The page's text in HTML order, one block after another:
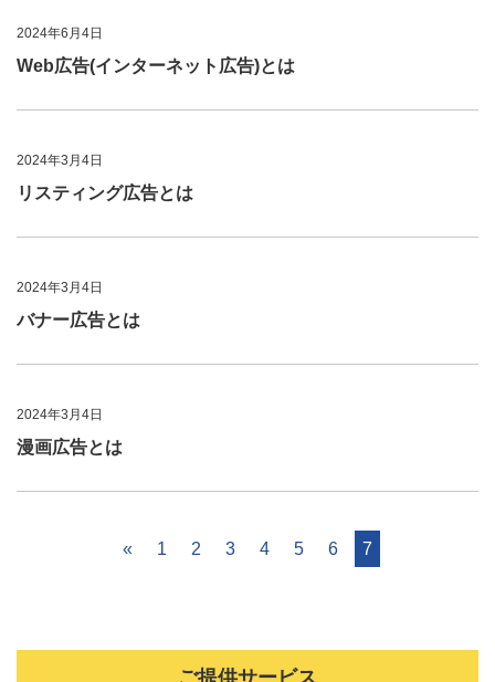
2024年6月4日
Web広告(インターネット広告)とは
2024年3月4日
リスティング広告とは
2024年3月4日
バナー広告とは
2024年3月4日
漫画広告とは
« 1 2 3 4 5 6 7
ご提供サービス